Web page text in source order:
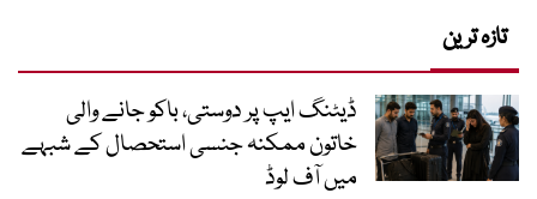
تازہ ترین
ڈیٹنگ ایپ پر دوستی، باکو جانے والی
خاتون ممکنہ جنسی استحصال کے شبہے
میں آف لوڈ